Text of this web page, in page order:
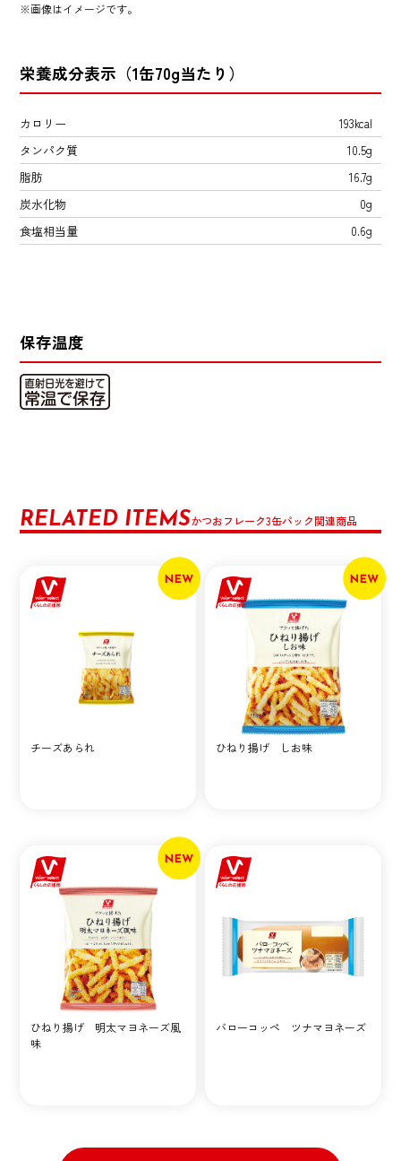
画像はイメージです。
栄養成分表示（1缶70g当たり）
カロリー
193kcal
タンパク質
10.5g
脂肪
16.7g
炭水化物
0g
食塩相当量
0.6g
保存温度
RELATED ITEMSかつおフレーク3缶パック関連商品
チーズあられ ひねり揚げ しお味
ひねり揚げ 明太マヨネーズ風
味
バローコッペ ツナマヨネーズ